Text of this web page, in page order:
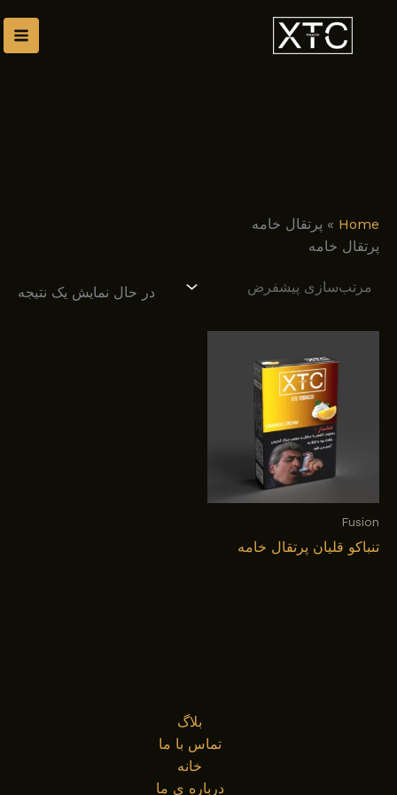
Home
»پرتقال خامه
پرتقال خامه
در حال نمایش یک نتیجه
Fusion
تنباکو قلیان پرتقال خامه
بلاگ
تماس با ما
خانه
درباره ی ما